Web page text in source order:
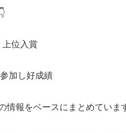
上位入賞
加し好成績
報をベースにまとめていま